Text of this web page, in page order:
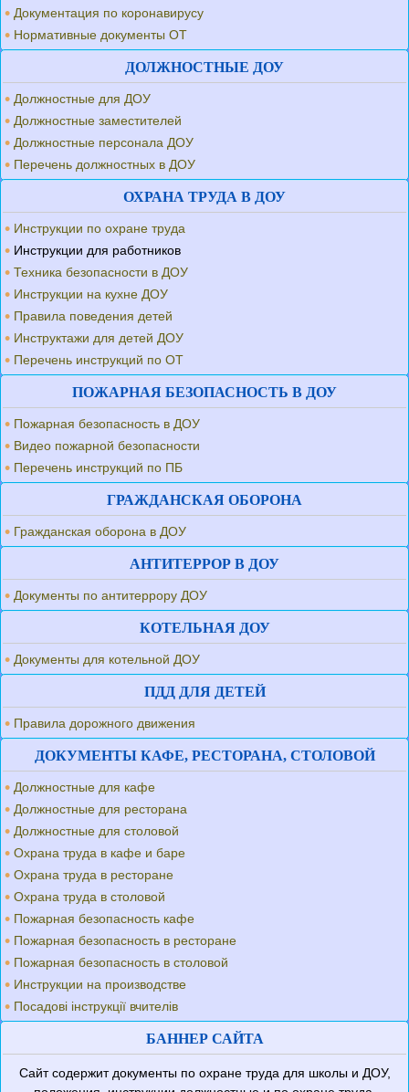
Документация по коронавирусу
Нормативные документы ОТ
ДОЛЖНОСТНЫЕ ДОУ
Должностные для ДОУ
Должностные заместителей
Должностные персонала ДОУ
Перечень должностных в ДОУ
ОХРАНА ТРУДА В ДОУ
Инструкции по охране труда
Инструкции для работников
Техника безопасности в ДОУ
Инструкции на кухне ДОУ
Правила поведения детей
Инструктажи для детей ДОУ
Перечень инструкций по ОТ
ПОЖАРНАЯ БЕЗОПАСНОСТЬ В ДОУ
Пожарная безопасность в ДОУ
Видео пожарной безопасности
Перечень инструкций по ПБ
ГРАЖДАНСКАЯ ОБОРОНА
Гражданская оборона в ДОУ
АНТИТЕРРОР В ДОУ
Документы по антитеррору ДОУ
КОТЕЛЬНАЯ ДОУ
Документы для котельной ДОУ
ПДД ДЛЯ ДЕТЕЙ
Правила дорожного движения
ДОКУМЕНТЫ КАФЕ, РЕСТОРАНА, СТОЛОВОЙ
Должностные для кафе
Должностные для ресторана
Должностные для столовой
Охрана труда в кафе и баре
Охрана труда в ресторане
Охрана труда в столовой
Пожарная безопасность кафе
Пожарная безопасность в ресторане
Пожарная безопасность в столовой
Инструкции на производстве
Посадові інструкції вчителів
БАННЕР САЙТА
Сайт содержит документы по охране труда для школы и ДОУ,